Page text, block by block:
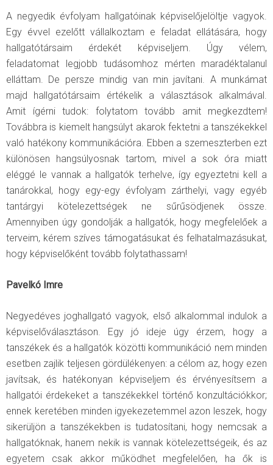
A negyedik évfolyam hallgatóinak képviselőjelöltje vagyok.
Egy évvel ezelőtt vállalkoztam e feladat ellátására, hogy
hallgatótársaim érdekét képviseljem. Úgy vélem,
feladatomat legjobb tudásomhoz mérten maradéktalanul
elláttam. De persze mindig van min javítani. A munkámat
majd hallgatótársaim értékelik a választások alkalmával.
Amit ígérni tudok: folytatom tovább amit megkezdtem!
Továbbra is kiemelt hangsúlyt akarok fektetni a tanszékekkel
való hatékony kommunikációra. Ebben a szemeszterben ezt
különösen hangsúlyosnak tartom, mivel a sok óra miatt
eléggé le vannak a hallgatók terhelve, így egyeztetni kell a
tanárokkal, hogy egy-egy évfolyam zárthelyi, vagy egyéb
tantárgyi kötelezettségek ne sűrűsödjenek össze.
Amennyiben úgy gondolják a hallgatók, hogy megfelelőek a
terveim, kérem szíves támogatásukat és felhatalmazásukat,
hogy képviselőként tovább folytathassam!
Pavelkó Imre
Negyedéves joghallgató vagyok, első alkalommal indulok a
képviselőválasztáson. Egy jó ideje úgy érzem, hogy a
tanszékek és a hallgatók közötti kommunikáció nem minden
esetben zajlik teljesen gördülékenyen: a célom az, hogy ezen
javítsak, és hatékonyan képviseljem és érvényesítsem a
hallgatói érdekeket a tanszékekkel történő konzultációkkor;
ennek keretében minden igyekezetemmel azon leszek, hogy
sikerüljön a tanszékekben is tudatosítani, hogy nemcsak a
hallgatóknak, hanem nekik is vannak kötelezettségeik, és az
egyetem csak akkor működhet megfelelően, ha ők is